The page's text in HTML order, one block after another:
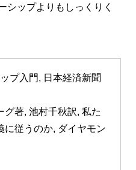
シップよりもしっくりく
プ入門, 日本経済新聞
著, 池村千秋訳, 私た
に従うのか, ダイヤモン